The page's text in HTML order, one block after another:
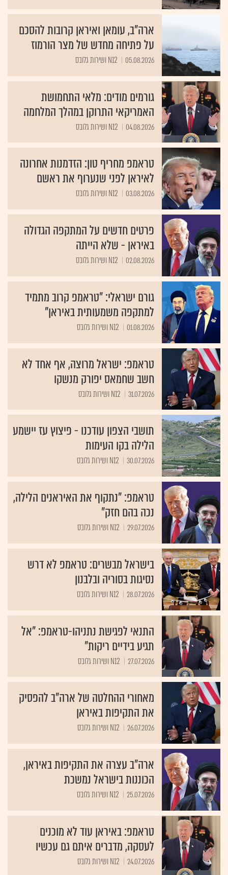
ארה"ב, עומאן ואיראן קרובות להסכם
על פתיחה מחדש של מצר הורמוז
05.08.2026 N12 ושירות גלובס
גורמים מודים: מלאי התחמושת
האמריקאי התרוקן במהלך המלחמה
04.08.2026 N12 ושירות גלובס
טראמפ מחריף טון: הזדמנות אחרונה
לאיראן לפני שנערוף את ראשם
03.08.2026 N12 ושירות גלובס
פרטים חדשים על המתקפה הגדולה
באיראן - שלא הייתה
02.08.2026 N12 ושירות גלובס
גורם ישראלי: "טראמפ קרוב מתמיד
למתקפה משמעותית באיראן"
01.08.2026 N12 ושירות גלובס
טראמפ: ישראל מרוצה, אף אחד לא
חשב שחמאס יפורק מנשקו
31.07.2026 N12 ושירות גלובס
תושבי הצפון עודכנו - פיצוץ עז יישמע
הלילה בקו העימות
30.07.2026 N12 ושירות גלובס
טראמפ: "נתקוף את האיראנים הלילה,
נכה בהם חזק"
29.07.2026 N12 ושירות גלובס
בישראל מבשרים: טראמפ לא דרש
נסיגות בסוריה ובלבנון
28.07.2026 N12 ושירות גלובס
התנאי לפגישת נתניהו-טראמפ: "אל
תגיע בידיים ריקות"
27.07.2026 N12 ושירות גלובס
מאחורי ההחלטה של ארה"ב להפסיק
את התקיפות באיראן
26.07.2026 N12 ושירות גלובס
ארה"ב עצרה את התקיפות באיראן,
הכוננות בישראל נמשכת
25.07.2026 N12 ושירות גלובס
טראמפ: באיראן עוד לא מוכנים
לעסקה, מדברים איתם גם עכשיו
24.07.2026 N12 ושירות גלובס